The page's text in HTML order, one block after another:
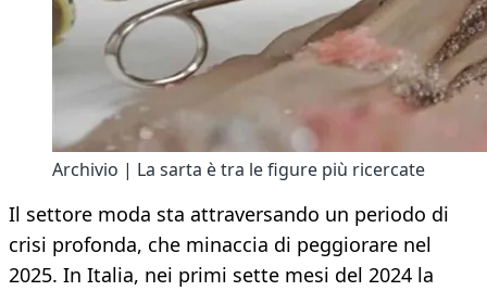
Archivio | La sarta è tra le figure più ricercate
Il settore moda sta attraversando un periodo di
crisi profonda, che minaccia di peggiorare nel
2025. In Italia, nei primi sette mesi del 2024 la